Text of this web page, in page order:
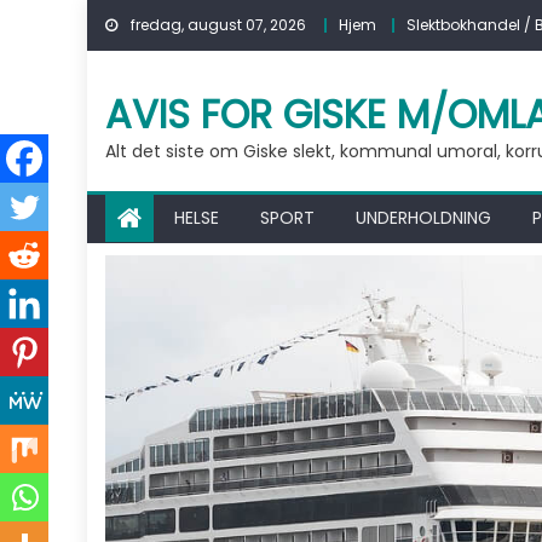
Skip to content
fredag, august 07, 2026 Hjem Slektbokhandel /
AVIS FOR GISKE M/
Alt det siste om Giske slekt, kommunal umoral,
HELSE SPORT UNDERHOLDNING